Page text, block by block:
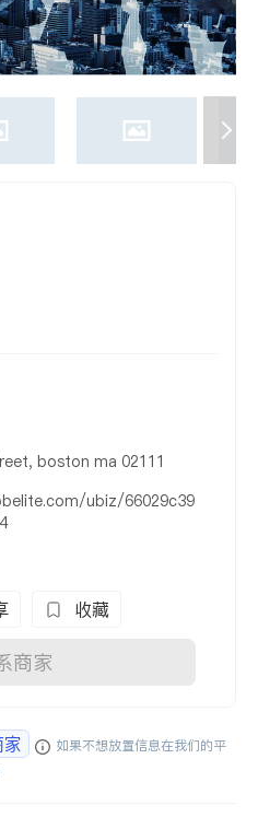
boston ma 02111
ubiz/66029c39
收藏
商家
如果不想放置信息在我们的平